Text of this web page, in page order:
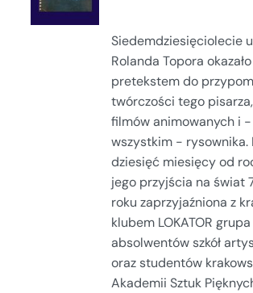
Siedemdziesięciolecie
Rolanda Topora
pretekstem do
twórczości tego
filmów animowanych i
wszystkim - rysownika.
dziesięć miesięcy od
jego przyjścia na świat
roku zaprzyjaźniona z
klubem LOKATOR grupa
absolwentów szkół
oraz studentów
Akademii Sztuk